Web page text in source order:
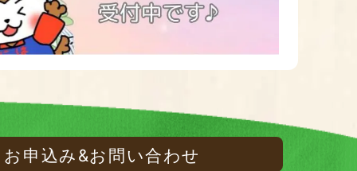
お申込み&お問い合わせ